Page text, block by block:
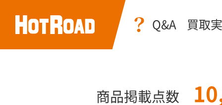
Q&A 買取
商品掲載点数